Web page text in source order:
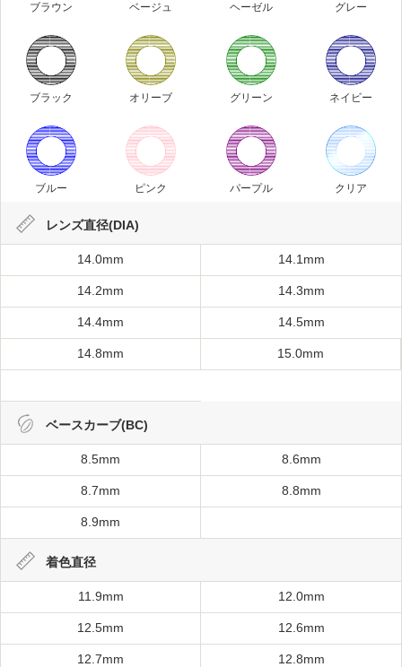
ブラウン ベージュ ヘーゼル グレー
ブラック オリーブ グリーン ネイビー
ブルー ピンク パープル クリア
レンズ直径(DIA)
14.0mm 14.1mm
14.2mm 14.3mm
14.4mm 14.5mm
14.8mm 15.0mm
ベースカーブ(BC)
8.5mm 8.6mm
8.7mm 8.8mm
8.9mm
着色直径
11.9mm 12.0mm
12.5mm 12.6mm
12.7mm 12.8mm